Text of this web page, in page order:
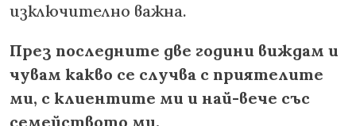
изключително важна.
През последните две години виждам и
чувам какво се случва с приятелите
ми, с клиентите ми и най-вече със
семейството ми.